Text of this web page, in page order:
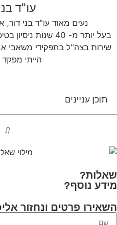
עו"ד
נעים מאוד עו"ד בני
שירות בצה"ל בתפקידי משאבי
הייתי
תוכן עניינים
שאלות?
מידע נוסף?
השאירו פרטים ונחזור